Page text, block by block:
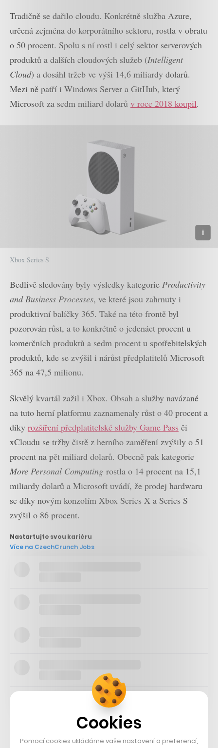
Tradičně se dařilo cloudu. Konkrétně služba Azure,
určená zejména do korporátního sektoru, rostla v obratu
o 50 procent. Spolu s ní rostl i celý sektor serverových
produktů a dalších cloudových služeb (Intelligent
Cloud) a dosáhl tržeb ve výši 14,6 miliardy dolarů.
Mezi ně patří i Windows Server a GitHub, který
Microsoft za sedm miliard dolarů v roce 2018 koupil.
Xbox Series S
Bedlivě sledovány byly výsledky kategorie Productivity
and Business Processes, ve které jsou zahrnuty i
produktivní balíčky 365. Také na této frontě byl
pozorován růst, a to konkrétně o jedenáct procent u
komerčních produktů a sedm procent u spotřebitelských
produktů, kde se zvýšil i nárůst předplatitelů Microsoft
365 na 47,5 milionu.
Skvělý kvartál zažil i Xbox. Obsah a služby navázané
na tuto herní platformu zaznamenaly růst o 40 procent a
díky rozšíření předplatitelské služby Game Pass či
xCloudu se tržby čistě z herního zaměření zvýšily o 51
procent na pět miliard dolarů. Obecně pak kategorie
More Personal Computing rostla o 14 procent na 15,1
miliardy dolarů a Microsoft uvádí, že prodej hardwaru
se díky novým konzolím Xbox Series X a Series S
zvýšil o 86 procent.
Nastartujte svou kariéru
Více na CzechCrunch Jobs
Cookies
Pomocí cookies ukládáme vaše nastavení a preferencí,